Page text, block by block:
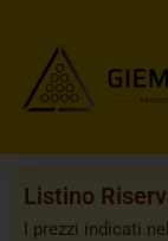
Listino
I prezzi indicati